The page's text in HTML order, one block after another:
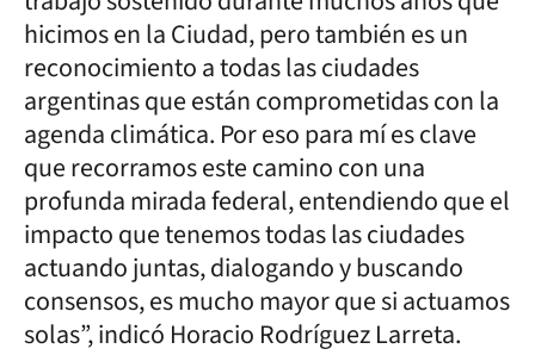
hicimos en la Ciudad, pero también es un
reconocimiento a todas las ciudades
argentinas que están comprometidas con la
agenda climática. Por eso para mí es clave
que recorramos este camino con una
profunda mirada federal, entendiendo que el
impacto que tenemos todas las ciudades
actuando juntas, dialogando y buscando
consensos, es mucho mayor que si actuamos
solas”, indicó Horacio Rodríguez Larreta.